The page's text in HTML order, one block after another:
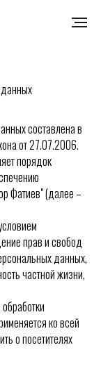
составлена в
от 27.07.2006.
порядок
Фатиев" (далее –
прав и свобод
данных,
частной жизни,
ко всей
о посетителях